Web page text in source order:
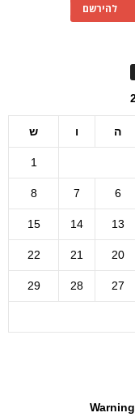
להירשם
ה ו ש
1
6
7
8
13
14
15
20
21
22
27
28
29
Warning